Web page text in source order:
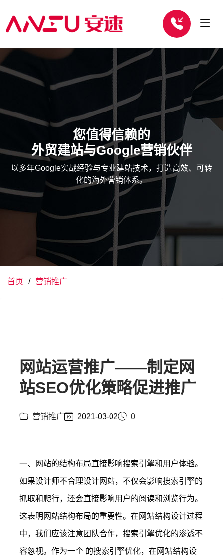
您值得信赖的
外贸建站与Google营销伙伴
以多年Google实战经验与专业建站技术，打造高效、可转
化的海外营销体系。
首页 营销推广
网站运营推广——制定网
站SEO优化策略促进推广
营销推广 2021-03-02 0
一、网站的结构布局直接影响搜索引擎和用户体验。
如果设计师不合理设计网站，不仅会影响搜索引擎的
抓取和爬行，还会直接影响用户的阅读和浏览行为。
这表明网站结构布局的重要性。在网站结构设计过程
中，我们应该注意团队合作，搜索引擎优化的渗透不
容忽视。作为一个 的搜索引擎优化，在网站结构设